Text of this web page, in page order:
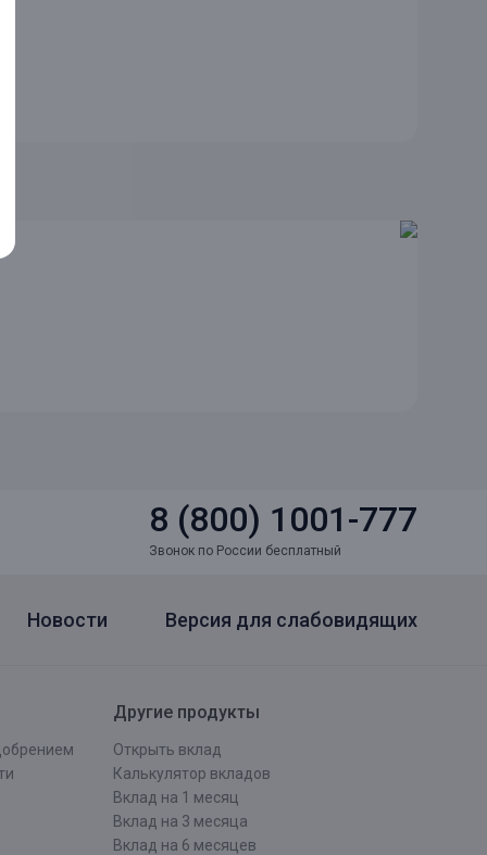
8 (800) 1001-777
Звонок по России бесплатный
Новости Версия для слабовидящих
Другие продукты
Открыть вклад
Калькулятор вкладов
Вклад на 1 месяц
Вклад на 3 месяца
Вклад на 6 месяцев